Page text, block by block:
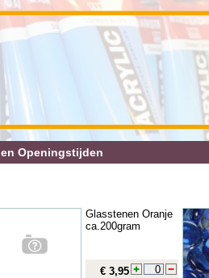
Openingstijden
Glasstenen Oranje
ca.200gram
€ 3,95